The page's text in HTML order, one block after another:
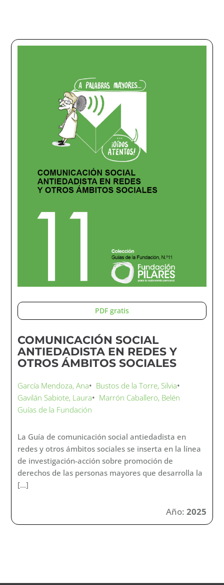
PDF gratis
COMUNICACIÓN SOCIAL
ANTIEDADISTA EN REDES Y
OTROS ÁMBITOS SOCIALES
García Mendoza, Ana• Bustos de la Torre, Silvia•
Gavilán Sabiote, Laura• Marrón Caballero, Belén
Guías de la Fundación
La Guía de comunicación social antiedadista en
redes y otros ámbitos sociales se inserta en la línea
de investigación-acción sobre promoción de
derechos de las personas mayores que desarrolla la
[…]
Año: 2025